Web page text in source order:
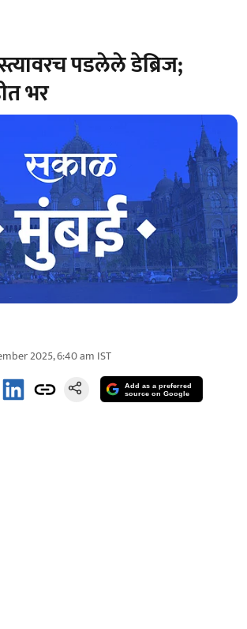
पडलेले डेब्रिज;
भर
2025, 6:40 am IST
Add as a preferred
source on Google